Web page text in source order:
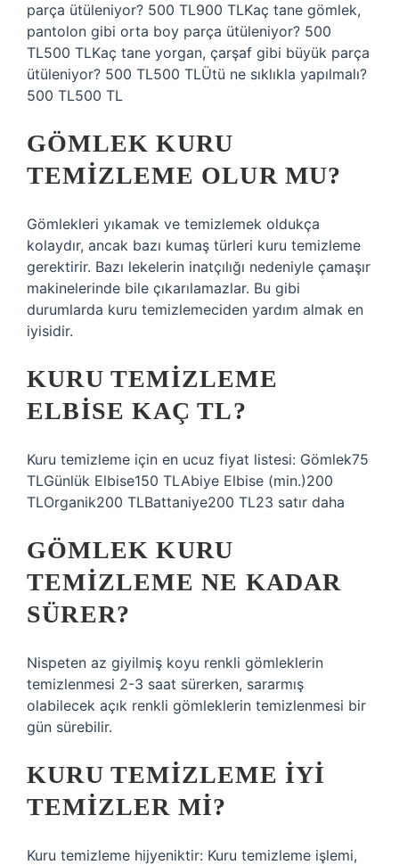
parça ütüleniyor? 500 TL900 TLKaç tane gömlek,
pantolon gibi orta boy parça ütüleniyor? 500
TL500 TLKaç tane yorgan, çarşaf gibi büyük parça
ütüleniyor? 500 TL500 TLÜtü ne sıklıkla yapılmalı?
500 TL500 TL
GÖMLEK KURU
TEMIZLEME OLUR MU?
Gömlekleri yıkamak ve temizlemek oldukça
kolaydır, ancak bazı kumaş türleri kuru temizleme
gerektirir. Bazı lekelerin inatçılığı nedeniyle çamaşır
makinelerinde bile çıkarılamazlar. Bu gibi
durumlarda kuru temizlemeciden yardım almak en
iyisidir.
KURU TEMIZLEME
ELBISE KAÇ TL?
Kuru temizleme için en ucuz fiyat listesi: Gömlek75
TLGünlük Elbise150 TLAbiye Elbise (min.)200
TLOrganik200 TLBattaniye200 TL23 satır daha
GÖMLEK KURU
TEMIZLEME NE KADAR
SÜRER?
Nispeten az giyilmiş koyu renkli gömleklerin
temizlenmesi 2-3 saat sürerken, sararmış
olabilecek açık renkli gömleklerin temizlenmesi bir
gün sürebilir.
KURU TEMIZLEME IYI
TEMIZLER MI?
Kuru temizleme hijyeniktir: Kuru temizleme işlemi,